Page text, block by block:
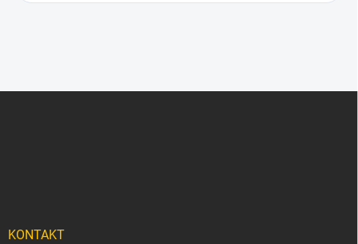
KONTAKT